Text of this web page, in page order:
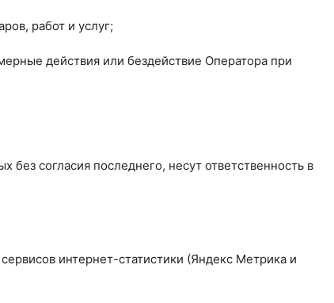
работ и услуг;
действия или бездействие Оператора при
согласия последнего, несут ответственность в
интернет-статистики (Яндекс Метрика и